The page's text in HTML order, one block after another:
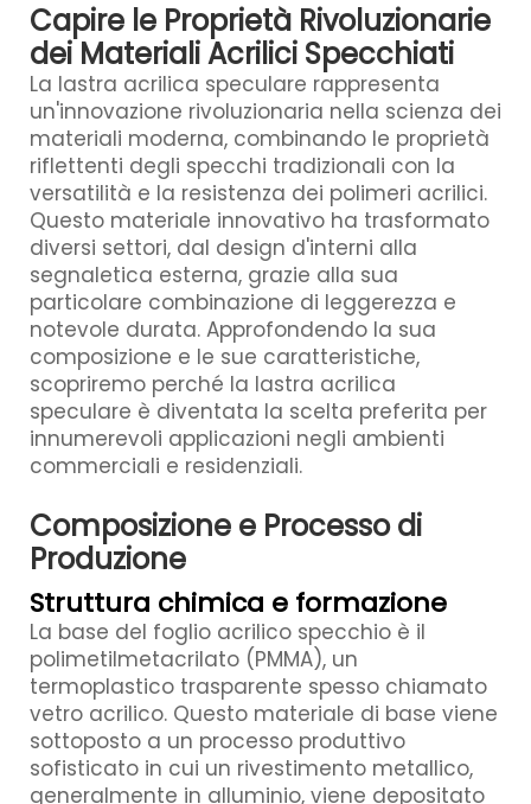
Capire le Proprietà Rivoluzionarie
dei Materiali Acrilici Specchiati
La lastra acrilica speculare rappresenta
un'innovazione rivoluzionaria nella scienza dei
materiali moderna, combinando le proprietà
riflettenti degli specchi tradizionali con la
versatilità e la resistenza dei polimeri acrilici.
Questo materiale innovativo ha trasformato
diversi settori, dal design d'interni alla
segnaletica esterna, grazie alla sua
particolare combinazione di leggerezza e
notevole durata. Approfondendo la sua
composizione e le sue caratteristiche,
scopriremo perché la lastra acrilica
speculare è diventata la scelta preferita per
innumerevoli applicazioni negli ambienti
commerciali e residenziali.
Composizione e Processo di
Produzione
Struttura chimica e formazione
La base del foglio acrilico specchio è il
polimetilmetacrilato (PMMA), un
termoplastico trasparente spesso chiamato
vetro acrilico. Questo materiale di base viene
sottoposto a un processo produttivo
sofisticato in cui un rivestimento metallico,
generalmente in alluminio, viene depositato